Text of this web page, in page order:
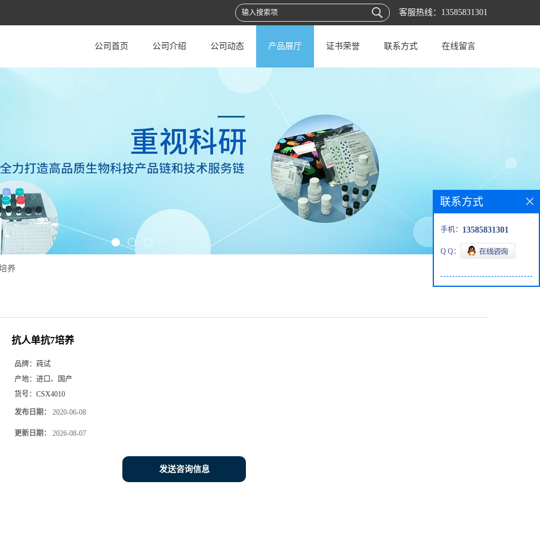
客服热线： 13585831301
公司首页 公司介绍 公司动态 产品展厅 证书荣誉 联系方式 在线留言
养
抗人单抗7培养
品牌： 莼试
产地： 进口、国产
货号： CSX4010
发布日期： 2020-06-08
更新日期： 2026-08-07
发送咨询信息
联系方式
手机： 13585831301
Q Q：